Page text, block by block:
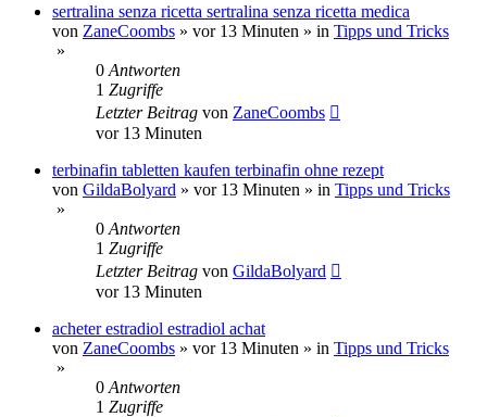
sertralina senza ricetta sertralina senza ricetta medica
von ZaneCoombs » vor 13 Minuten » in Tipps und Tricks
»
0 Antworten
1 Zugriffe
Letzter Beitrag von ZaneCoombs
vor 13 Minuten
terbinafin tabletten kaufen terbinafin ohne rezept
von GildaBolyard » vor 13 Minuten » in Tipps und Tricks
»
0 Antworten
1 Zugriffe
Letzter Beitrag von GildaBolyard
vor 13 Minuten
acheter estradiol estradiol achat
von ZaneCoombs » vor 13 Minuten » in Tipps und Tricks
»
0 Antworten
1 Zugriffe